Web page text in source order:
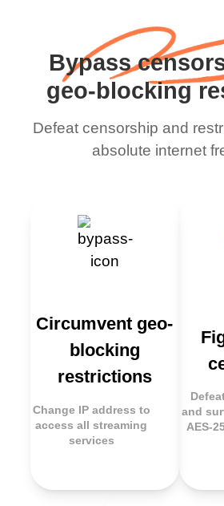
Bypass
geo-blocking
Defeat censorship and
absolute internet
Circumvent geo-
blocking
restrictions
Change IP address to
access all streaming
services
and
AES-